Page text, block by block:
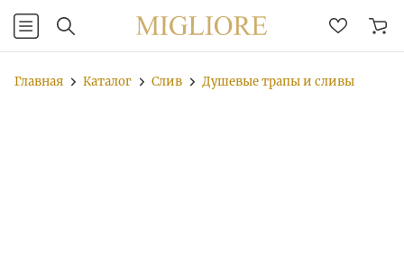
Главная Каталог Слив Душевые трапы и сливы